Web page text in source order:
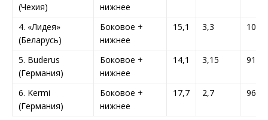
(Чехия)
нижнее
4. «Лидея»
(Беларусь)
Боковое +
нижнее
15,1 3,3 1080
5. Buderus
(Германия)
Боковое +
нижнее
14,1 3,15 913
6. Kermi
(Германия)
Боковое +
нижнее
17,7 2,7 965